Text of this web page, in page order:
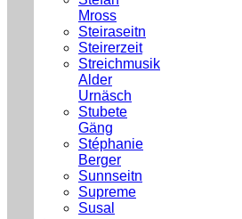
Mross
Steiraseitn
Steirerzeit
Streichmusik
Alder
Urnäsch
Stubete
Gäng
Stéphanie
Berger
Sunnseitn
Supreme
Susal